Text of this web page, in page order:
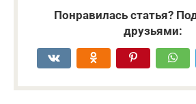
Понравилась статья?
друзьями: